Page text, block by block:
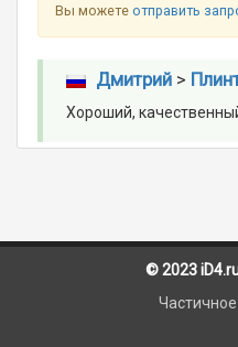
Вы можетеотправить
Дмитрий>
Хороший,
© 2023